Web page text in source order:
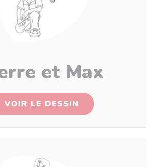
et Max
VOIR LE DESSIN